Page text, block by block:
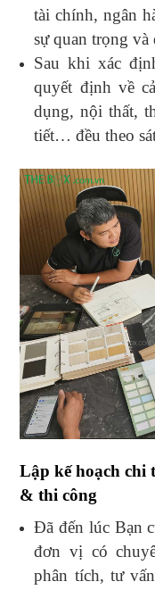
tài chính, ngân
sự quan trọng
Sau khi xác
quyết định về
dụng, nội thất,
tiết… đều theo
Lập kế hoạch chi
& thi công
Đã đến lúc Bạn
đơn vị có
phân tích, tư